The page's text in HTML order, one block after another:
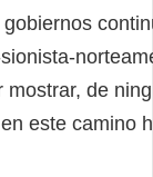
de
este camino